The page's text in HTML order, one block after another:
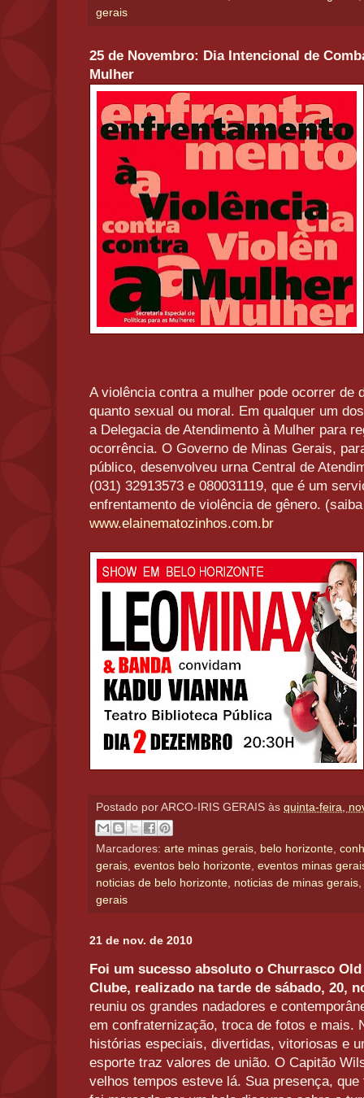
gerais
25 de Novembro: Dia Intencional de
Mulher
A violência contra a mulher pode ocorrer de
quanto sexual ou moral. Em qualquer um
a Delegacia de Atendimento à Mulher para
ocorrência. O Governo de Minas Gerais,
público, desenvolveu urna Central de
(031) 32913573 e 080031119, que é um
enfrentamento de violência de gênero.
www.elainematozinhos.com.br
Postado por ARCO-IRIS GERAIS às quinta-feira,
Marcadores: arte minas gerais belo horizonte
gerais eventos belo horizonte eventos minas
noticias de belo horizonte noticias de minas gerais
gerais
21 de nov. de 2010
Foi um sucesso absoluto o Churrasco
Clube, realizado na tarde de sábado, 20,
reuniu os grandes nadadores e
em confraternização, troca de fotos e mais.
histórias especiais, divertidas, vitoriosas e
esporte traz valores de união. O Capitão
velhos tempos esteve lá. Sua presença,